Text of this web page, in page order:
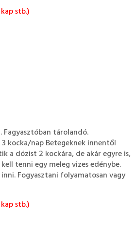
stb.)
Fagyasztóban tárolandó.
kocka/nap Betegeknek innentől
a dózist 2 kockára, de akár egyre is,
tenni egy meleg vizes edénybe.
Fogyasztani folyamatosan vagy
stb.)